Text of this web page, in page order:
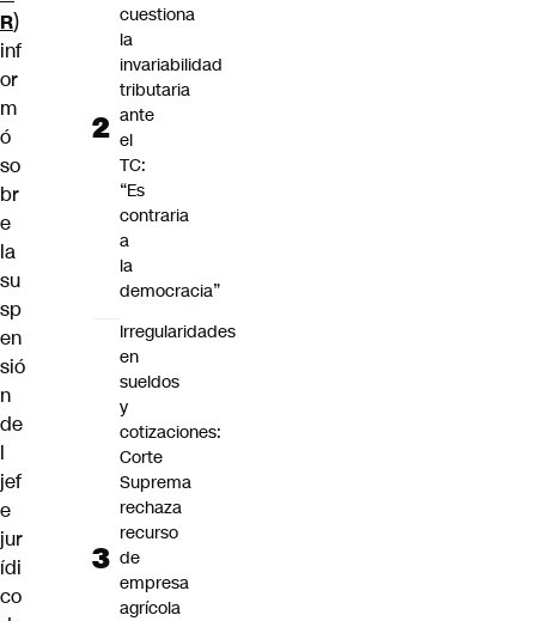
R)
inf
or
m
ó
so
br
e
la
su
sp
en
sió
n
de
l
jef
e
jur
ídi
co
cuestiona
la
invariabilidad
tributaria
ante
el
TC:
“Es
contraria
a
la
democracia”
Irregularidades
en
sueldos
y
cotizaciones:
Corte
Suprema
rechaza
recurso
de
empresa
agrícola